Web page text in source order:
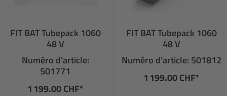
FIT BAT Tubepack 1060
48 V
Numéro d’article:
501771
1 199.00 CHF*
FIT BAT Tubepack 1060
48 V
Numéro d’article: 501812
1 199.00 CHF*